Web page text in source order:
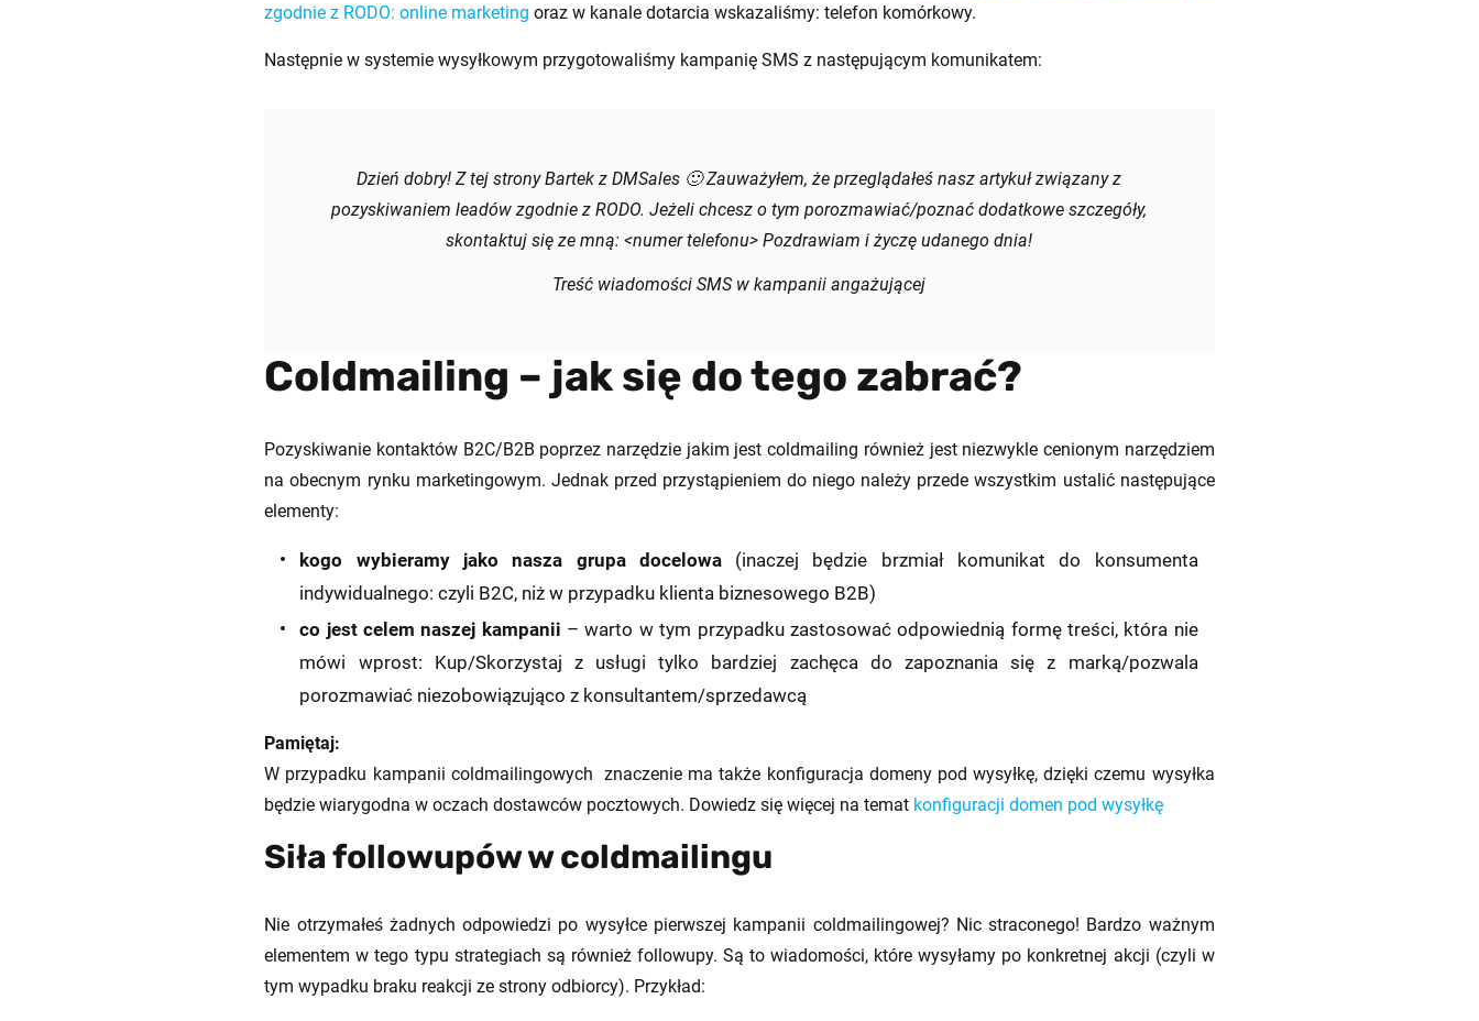
zgodnie z RODO: online marketing oraz w kanale dotarcia wskazaliśmy: telefon komórkowy.
Następnie w systemie wysyłkowym przygotowaliśmy kampanię SMS z następującym komunikatem:
Dzień dobry! Z tej strony Bartek z DMSales 🙂 Zauważyłem, że przeglądałeś nasz artykuł związany z
pozyskiwaniem leadów zgodnie z RODO. Jeżeli chcesz o tym porozmawiać/poznać dodatkowe szczegóły,
skontaktuj się ze mną: <numer telefonu> Pozdrawiam i życzę udanego dnia!
Treść wiadomości SMS w kampanii angażującej
Coldmailing – jak się do tego zabrać?
Pozyskiwanie kontaktów B2C/B2B poprzez narzędzie jakim jest coldmailing również jest niezwykle cenionym narzędziem
na obecnym rynku marketingowym. Jednak przed przystąpieniem do niego należy przede wszystkim ustalić następujące
elementy:
kogo wybieramy jako nasza grupa docelowa(inaczej będzie brzmiał komunikat do konsumenta
indywidualnego: czyli B2C, niż w przypadku klienta biznesowego B2B)
co jest celem naszej kampanii – warto w tym przypadku zastosować odpowiednią formę treści, która nie
mówi wprost: Kup/Skorzystaj z usługi tylko bardziej zachęca do zapoznania się z marką/pozwala
porozmawiać niezobowiązująco z konsultantem/sprzedawcą
Pamiętaj:
W przypadku kampanii coldmailingowych znaczenie ma także konfiguracja domeny pod wysyłkę, dzięki czemu wysyłka
będzie wiarygodna w oczach dostawców pocztowych. Dowiedz się więcej na temat konfiguracji domen pod wysyłkę
Siła followupów w coldmailingu
Nie otrzymałeś żadnych odpowiedzi po wysyłce pierwszej kampanii coldmailingowej? Nic straconego! Bardzo ważnym
elementem w tego typu strategiach są również followupy. Są to wiadomości, które wysyłamy po konkretnej akcji (czyli w
tym wypadku braku reakcji ze strony odbiorcy). Przykład: